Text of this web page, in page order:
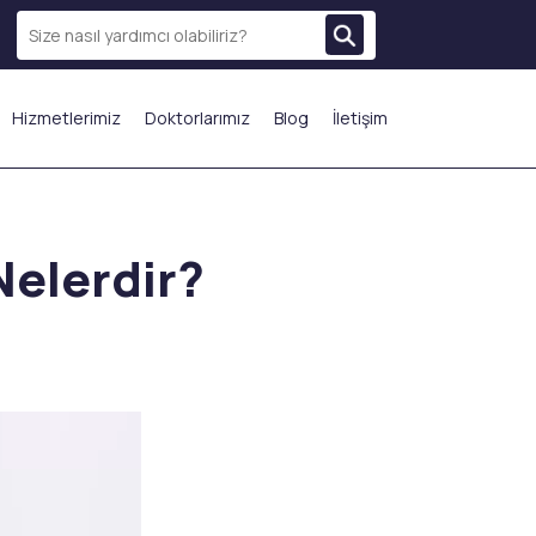
Hizmetlerimiz Doktorlarımız Blog İletişim